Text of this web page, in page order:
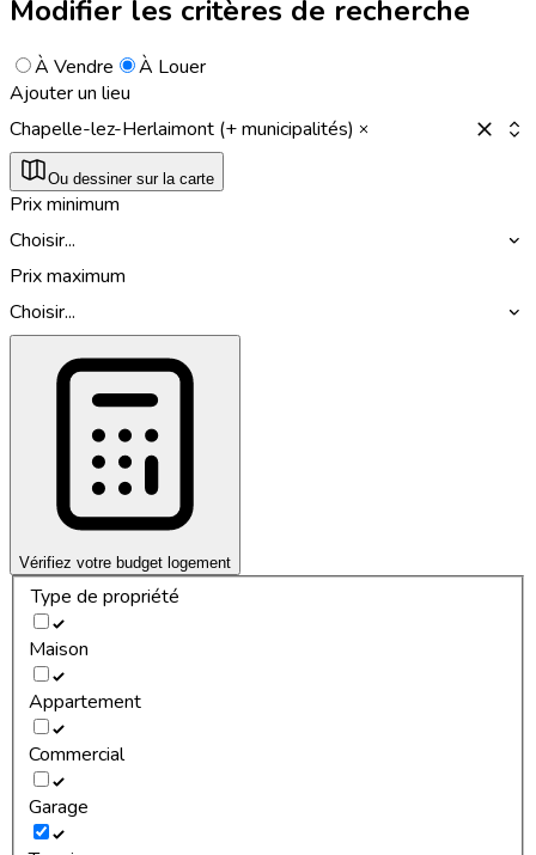
Modifier les critères de recherche
À Vendre
À Louer
Ajouter un lieu
Chapelle-lez-Herlaimont (+ municipalités)
Ou dessiner sur la carte
Prix minimum
Choisir...
Prix maximum
Choisir...
Vérifiez votre budget logement
Type de propriété
Maison
Appartement
Commercial
Garage